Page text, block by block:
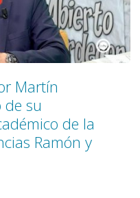
Martín
de su
de la
Ramón y